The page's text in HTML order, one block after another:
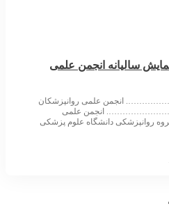
سالیانه انجمن علمی
انجمن علمی روانپزشکان
انجمن علمی
روانپزشکی دانشگاه علوم پزشکی